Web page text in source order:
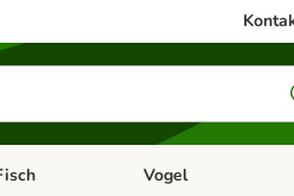
& Zubehör
Menü öffnen: Kleintier
Kategorie-Menü
Vogel